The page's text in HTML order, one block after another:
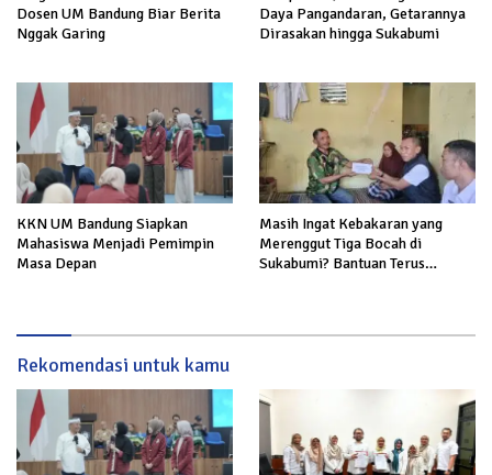
Dosen UM Bandung Biar Berita
Nggak Garing
Daya Pangandaran, Getarannya
Dirasakan hingga Sukabumi
KKN UM Bandung Siapkan
Mahasiswa Menjadi Pemimpin
Masa Depan
Masih Ingat Kebakaran yang
Merenggut Tiga Bocah di
Sukabumi? Bantuan Terus
Rekomendasi untuk kamu